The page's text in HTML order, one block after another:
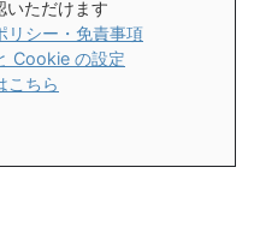
いただけます
リシー・免責事項
Cookie の設定
こちら